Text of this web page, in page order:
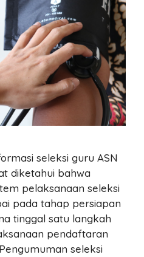
seleksi guru ASN
diketahui bahwa
pelaksanaan seleksi
pada tahap persiapan
tinggal satu langkah
pendaftaran
seleksi